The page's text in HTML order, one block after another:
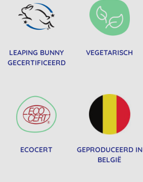
LEAPING BUNNY
GECERTIFICEERD
VEGETARISCH
ECOCERT
GEPRODUCEERD IN
BELGIË